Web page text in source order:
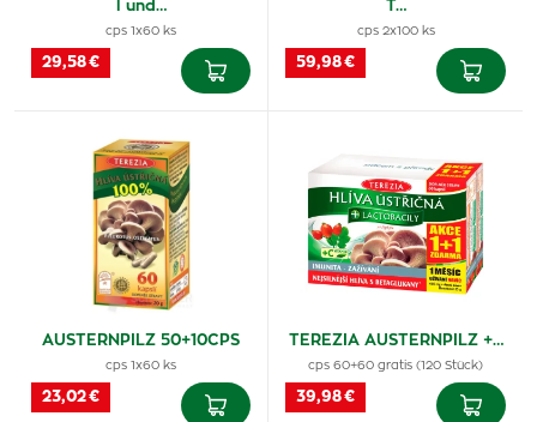
l und…
cps 1x60 ks
29,58 €
T…
cps 2x100 ks
59,98 €
AUSTERNPILZ 50+10CPS
cps 1x60 ks
23,02 €
TEREZIA AUSTERNPILZ +…
cps 60+60 gratis (120 Stück)
39,98 €